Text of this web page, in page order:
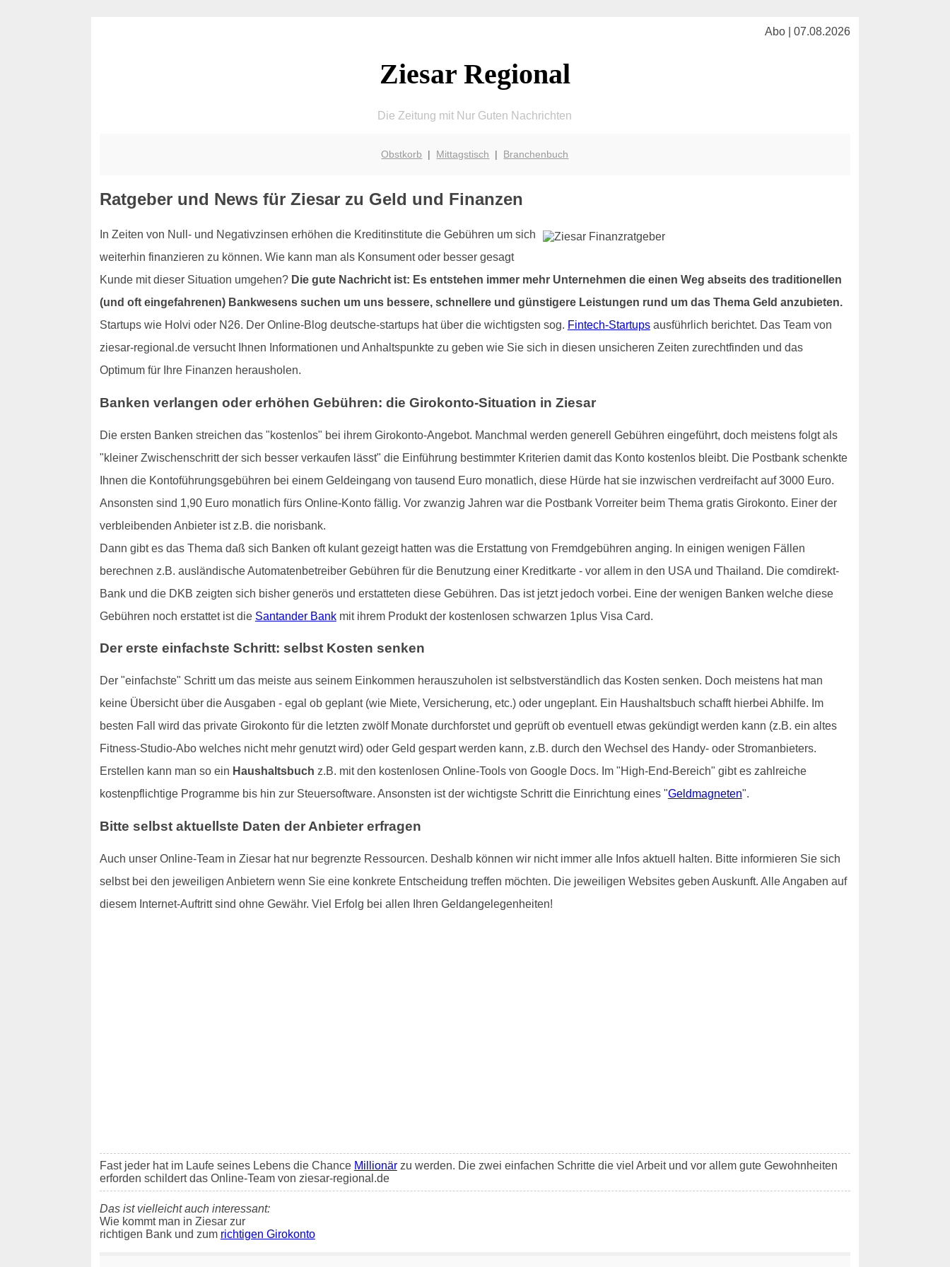
Abo | 07.08.2026
Ziesar Regional
Die Zeitung mit Nur Guten Nachrichten
Obstkorb | Mittagstisch | Branchenbuch
Ratgeber und News für Ziesar zu Geld und Finanzen
In Zeiten von Null- und Negativzinsen erhöhen die Kreditinstitute die Gebühren um sich
weiterhin finanzieren zu können. Wie kann man als Konsument oder besser gesagt
Kunde mit dieser Situation umgehen? Die gute Nachricht ist: Es entstehen immer mehr Unternehmen die einen Weg abseits des traditionellen
(und oft eingefahrenen) Bankwesens suchen um uns bessere, schnellere und günstigere Leistungen rund um das Thema Geld anzubieten.
Startups wie Holvi oder N26. Der Online-Blog deutsche-startups hat über die wichtigsten sog. Fintech-Startupsausführlich berichtet. Das Team von
ziesar-regional.de versucht Ihnen Informationen und Anhaltspunkte zu geben wie Sie sich in diesen unsicheren Zeiten zurechtfinden und das
Optimum für Ihre Finanzen herausholen.
Banken verlangen oder erhöhen Gebühren: die Girokonto-Situation in Ziesar
Die ersten Banken streichen das "kostenlos" bei ihrem Girokonto-Angebot. Manchmal werden generell Gebühren eingeführt, doch meistens folgt als
"kleiner Zwischenschritt der sich besser verkaufen lässt" die Einführung bestimmter Kriterien damit das Konto kostenlos bleibt. Die Postbank schenkte
Ihnen die Kontoführungsgebühren bei einem Geldeingang von tausend Euro monatlich, diese Hürde hat sie inzwischen verdreifacht auf 3000 Euro.
Ansonsten sind 1,90 Euro monatlich fürs Online-Konto fällig. Vor zwanzig Jahren war die Postbank Vorreiter beim Thema gratis Girokonto. Einer der
verbleibenden Anbieter ist z.B. die norisbank.
Dann gibt es das Thema daß sich Banken oft kulant gezeigt hatten was die Erstattung von Fremdgebühren anging. In einigen wenigen Fällen
berechnen z.B. ausländische Automatenbetreiber Gebühren für die Benutzung einer Kreditkarte - vor allem in den USA und Thailand. Die comdirekt-
Bank und die DKB zeigten sich bisher generös und erstatteten diese Gebühren. Das ist jetzt jedoch vorbei. Eine der wenigen Banken welche diese
Gebühren noch erstattet ist die Santander Bankmit ihrem Produkt der kostenlosen schwarzen 1plus Visa Card.
Der erste einfachste Schritt: selbst Kosten senken
Der "einfachste" Schritt um das meiste aus seinem Einkommen herauszuholen ist selbstverständlich das Kosten senken. Doch meistens hat man
keine Übersicht über die Ausgaben - egal ob geplant (wie Miete, Versicherung, etc.) oder ungeplant. Ein Haushaltsbuch schafft hierbei Abhilfe. Im
besten Fall wird das private Girokonto für die letzten zwölf Monate durchforstet und geprüft ob eventuell etwas gekündigt werden kann (z.B. ein altes
Fitness-Studio-Abo welches nicht mehr genutzt wird) oder Geld gespart werden kann, z.B. durch den Wechsel des Handy- oder Stromanbieters.
Erstellen kann man so ein Haushaltsbuch z.B. mit den kostenlosen Online-Tools von Google Docs. Im "High-End-Bereich" gibt es zahlreiche
kostenpflichtige Programme bis hin zur Steuersoftware. Ansonsten ist der wichtigste Schritt die Einrichtung eines "Geldmagneten".
Bitte selbst aktuellste Daten der Anbieter erfragen
Auch unser Online-Team in Ziesar hat nur begrenzte Ressourcen. Deshalb können wir nicht immer alle Infos aktuell halten. Bitte informieren Sie sich
selbst bei den jeweiligen Anbietern wenn Sie eine konkrete Entscheidung treffen möchten. Die jeweiligen Websites geben Auskunft. Alle Angaben auf
diesem Internet-Auftritt sind ohne Gewähr. Viel Erfolg bei allen Ihren Geldangelegenheiten!
Fast jeder hat im Laufe seines Lebens die Chance Millionärzu werden. Die zwei einfachen Schritte die viel Arbeit und vor allem gute Gewohnheiten
erforden schildert das Online-Team von ziesar-regional.de
Das ist vielleicht auch interessant:
Wie kommt man in Ziesar zur
richtigen Bank und zum richtigen Girokonto